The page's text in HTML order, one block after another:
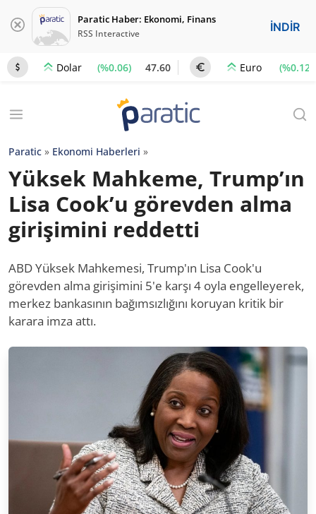
Paratic Haber: Ekonomi, Finans
RSS Interactive İNDİR
Dolar (%0.06) 47.60 Euro (%0.12)
Paratic » Ekonomi Haberleri »
Yüksek Mahkeme, Trump’ın
Lisa Cook’u görevden alma
girişimini reddetti
ABD Yüksek Mahkemesi, Trump'ın Lisa Cook'u
görevden alma girişimini 5'e karşı 4 oyla engelleyerek,
merkez bankasının bağımsızlığını koruyan kritik bir
karara imza attı.